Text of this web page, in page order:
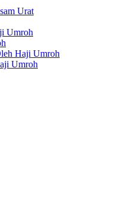
Urat
Umroh
Haji Umroh
Umroh